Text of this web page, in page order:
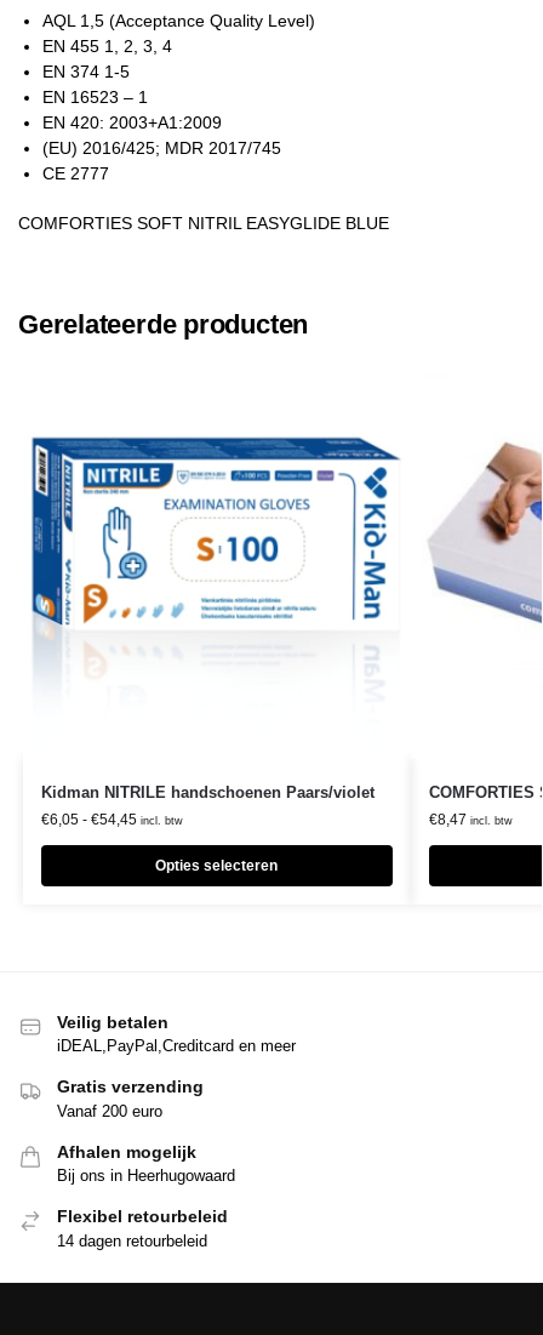
AQL 1,5 (Acceptance Quality Level)
EN 455 1, 2, 3, 4
EN 374 1-5
EN 16523 – 1
EN 420: 2003+A1:2009
(EU) 2016/425; MDR 2017/745
CE 2777
COMFORTIES SOFT NITRIL EASYGLIDE BLUE
Gerelateerde producten
Kidman NITRILE handschoenen Paars/violet
€6,05 - €54,45 incl. btw
Opties selecteren
COMFORTIES
€8,47 incl. btw
Veilig betalen
iDEAL,PayPal,Creditcard en meer
Gratis verzending
Vanaf 200 euro
Afhalen mogelijk
Bij ons in Heerhugowaard
Flexibel retourbeleid
14 dagen retourbeleid